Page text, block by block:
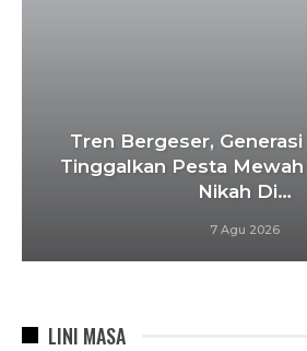
Tren Bergeser,
Tinggalkan Pesta
Nikah Di…
7 Agu 2026
LINI MASA